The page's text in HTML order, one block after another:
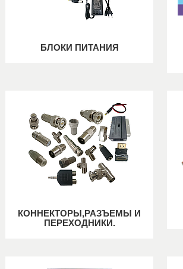
БЛОКИ ПИТАНИЯ
КОННЕКТОРЫ,РАЗЪЕМЫ И
ПЕРЕХОДНИКИ.